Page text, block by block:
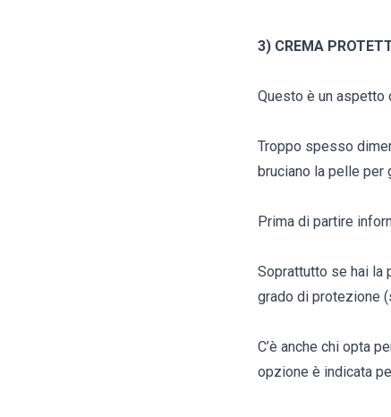
3) CREMA
Questo è un aspetto
Troppo spesso
bruciano la pelle per
Prima di partire
Soprattutto se hai la
grado di protezione
C’è anche chi opta
opzione è indicata